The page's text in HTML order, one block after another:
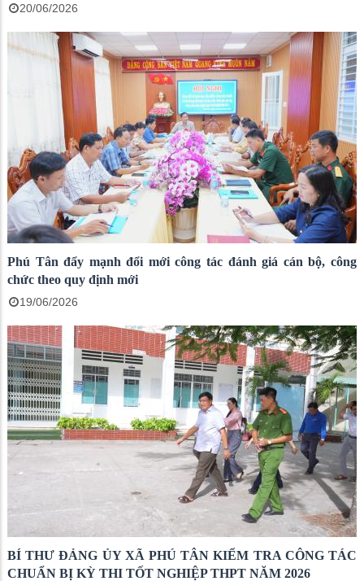
20/06/2026
Phú Tân đẩy mạnh đổi mới công tác đánh giá cán bộ, công
chức theo quy định mới
19/06/2026
BÍ THƯ ĐẢNG ỦY XÃ PHÚ TÂN KIỂM TRA CÔNG TÁC
CHUẨN BỊ KỲ THI TỐT NGHIỆP THPT NĂM 2026